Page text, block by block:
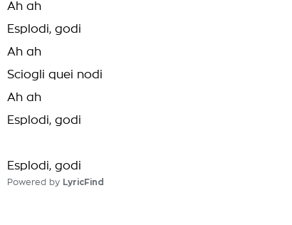
Ah ah
Esplodi, godi
Ah ah
Sciogli quei nodi
Ah ah
Esplodi, godi
Esplodi, godi
Powered by LyricFind